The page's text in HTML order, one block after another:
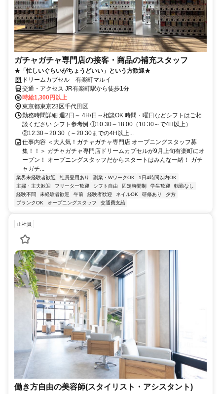
ガチャガチャ専門店の接客・商品の補充スタッフ
★「忙しいぐらいがちょうどいい」という方歓迎★
ドリームカプセル 有楽町マルイ
交通・アクセス JR有楽町駅から徒歩1分
時給1,300円以上
東京都東京23区千代田区
勤務時間詳細 週2日～ 4H/日～相談OK 時間・曜日などシフトはご相
談ください シフト参考例 ①10:30～18:00（10:30～で4H以上）
②12:30～20:30（～20:30までの4H以上...
仕事内容 ＜大人気！ガチャガチャ専門店 オープニングスタッフ募
集！！＞ ガチャガチャ専門店ドリームカプセルが9月上旬有楽町にオ
ープン！ オープニングスタッフだからスタートはみんな一緒！ ガチ
ャガチ...
業界未経験者歓迎 社員登用あり 副業・WワークOK
1日4時間以内OK
主婦・主夫歓迎
フリーター歓迎 シフト自由 固定時間制 学生歓迎
転勤なし
経験不問
未経験者歓迎 午前 経験者歓迎 ネイルOK 研修あり
夕方
ブランクOK
オープニングスタッフ 交通費支給
正社員
働き方自由の美容師(スタイリスト・アシスタント)